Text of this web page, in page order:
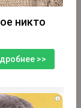
никто
>>
i